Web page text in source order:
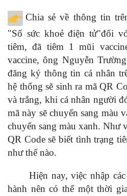
Chia sẻ về thông tin
"Sổ sức khoẻ điện tử"đối
tiêm, đã tiêm 1 mũi
vaccine, ông Nguyễn
đăng ký thông tin cá nhân
hệ thống sẽ sinh ra mã QR
và trắng, khi cá nhân người
mã này sẽ chuyển sang màu
chuyển sang màu xanh. Như
QR Code sẽ biết tình trạng
như thế nào.
Hiện nay, việc nhập các
hành nên có thể một thời